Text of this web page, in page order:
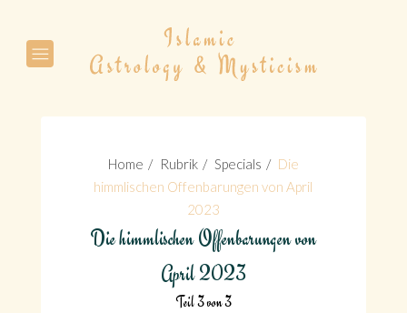
Home Rubrik Specials
Die
himmlischen Offenbarungen von April
2023
Die himmlischen Offenbarungen von
April 2023
Teil 3 von 3